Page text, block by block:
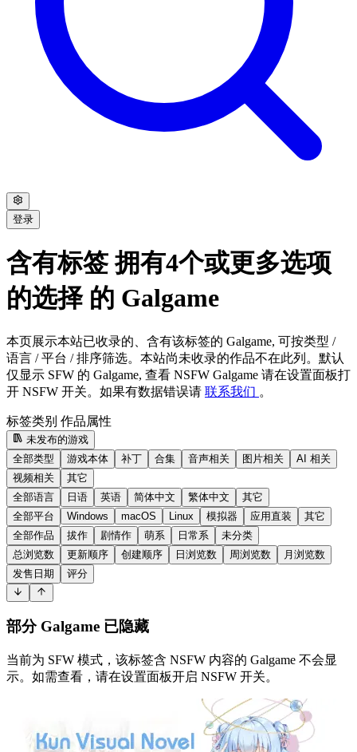
登录
含有标签 拥有4个或更多选项
的选择 的 Galgame
本页展示本站已收录的、含有该标签的 Galgame, 可按类型 /
语言 / 平台 / 排序筛选。本站尚未收录的作品不在此列。默认
仅显示 SFW 的 Galgame, 查看 NSFW Galgame 请在设置面板打
开 NSFW 开关。如果有数据错误请 联系我们 。
标签类别 作品属性
未发布的游戏
全部类型
游戏本体 补丁 合集 音声相关 图片相关
AI 相关
视频相关
其它
全部语言
日语 英语 简体中文 繁体中文
其它
全部平台
Windows macOS Linux 模拟器 应用直装
其它
全部作品
拔作 剧情作 萌系 日常系
未分类
总浏览数
更新顺序 创建顺序 日浏览数 周浏览数
月浏览数
发售日期
评分
部分 Galgame 已隐藏
当前为 SFW 模式，该标签含 NSFW 内容的 Galgame 不会显
示。如需查看，请在设置面板开启 NSFW 开关。